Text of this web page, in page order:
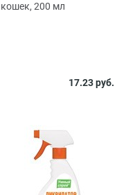
кошек, 200 мл
17.23 руб.